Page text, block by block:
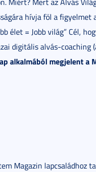
hívja föl a
élet = Jobb világ” Cél,
digitális alvás-coaching
alkalmából megjelent a
Magazin